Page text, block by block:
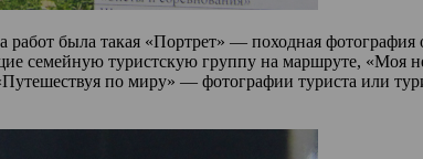
работ была такая «Портрет» — походная
семейную туристскую группу на маршруте, «Моя
по миру» — фотографии туриста или